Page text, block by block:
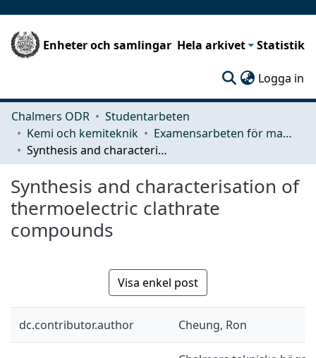
Enheter och samlingar Hela arkivet Statistik
Logga in
Chalmers ODR
Studentarbeten
Kemi och kemiteknik
Examensarbeten för masterexamen
Synthesis and characterisation of thermoelectric clathrate compounds
Synthesis and characterisation of
thermoelectric clathrate
compounds
Visa enkel post
dc.contributor.author Cheung, Ron